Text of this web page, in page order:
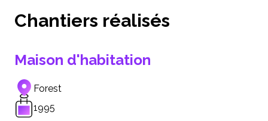
Chantiers réalisés
Maison d'habitation
Forest
1995